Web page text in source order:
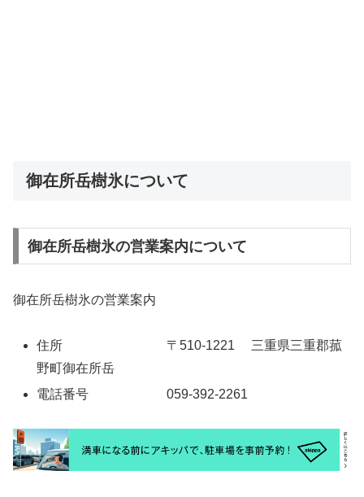
御在所岳樹氷について
御在所岳樹氷の営業案内について
御在所岳樹氷の営業案内
住所 〒510-1221 三重県三重郡菰
野町御在所岳
電話番号 059-392-2261